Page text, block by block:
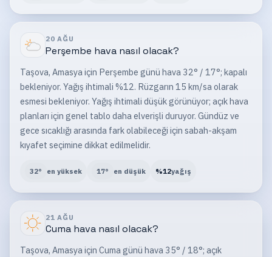
20 AĞU
Perşembe hava nasıl olacak?
Taşova, Amasya için Perşembe günü hava 32° / 17°; kapalı
bekleniyor. Yağış ihtimali %12. Rüzgarın 15 km/sa olarak
esmesi bekleniyor. Yağış ihtimali düşük görünüyor; açık hava
planları için genel tablo daha elverişli duruyor. Gündüz ve
gece sıcaklığı arasında fark olabileceği için sabah-akşam
kıyafet seçimine dikkat edilmelidir.
32° en yüksek 17° en düşük %12yağış
21 AĞU
Cumahava nasıl olacak?
Taşova, Amasya için Cuma günü hava 35° / 18°; açık